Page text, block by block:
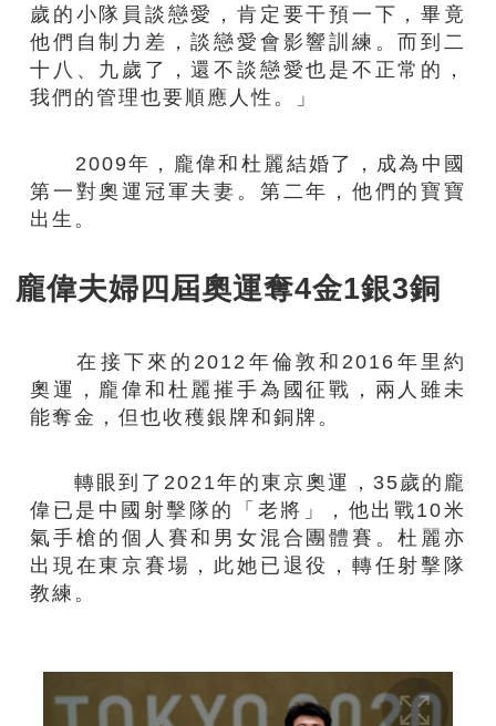
歲的小隊員談戀愛，肯定要干預一下，畢竟
他們自制力差，談戀愛會影響訓練。而到二
十八、九歲了，還不談戀愛也是不正常的，
我們的管理也要順應人性。」
2009年，龐偉和杜麗結婚了，成為中國
第一對奧運冠軍夫妻。第二年，他們的寶寶
出生。
龐偉夫婦四屆奧運奪4金1銀3銅
在接下來的2012年倫敦和2016年里約
奧運，龐偉和杜麗摧手為國征戰，兩人雖未
能奪金，但也收穫銀牌和銅牌。
轉眼到了2021年的東京奧運，35歲的龐
偉已是中國射擊隊的「老將」，他出戰10米
氣手槍的個人賽和男女混合團體賽。杜麗亦
出現在東京賽場，此她已退役，轉任射擊隊
教練。